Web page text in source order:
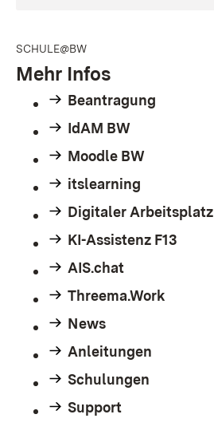
SCHULE@BW
Mehr Infos
Beantragung
IdAM BW
Moodle BW
itslearning
Digitaler Arbeitsplatz
KI-Assistenz F13
AIS.chat
Threema.Work
News
Anleitungen
Schulungen
Support